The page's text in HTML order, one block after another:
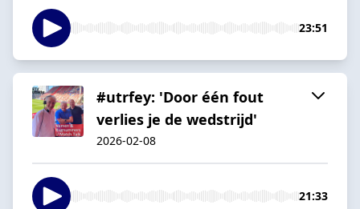
23:51
#utrfey: 'Door één fout
verlies je de wedstrijd'
2026-02-08
21:33